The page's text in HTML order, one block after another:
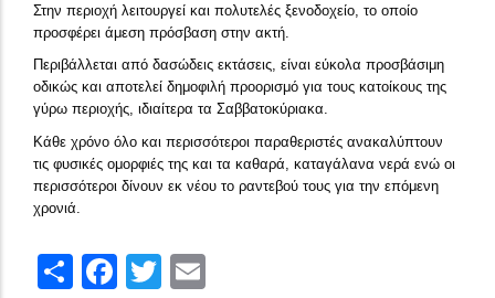
Στην περιοχή λειτουργεί και πολυτελές ξενοδοχείο, το οποίο
προσφέρει άμεση πρόσβαση στην ακτή.
Περιβάλλεται από δασώδεις εκτάσεις, είναι εύκολα προσβάσιμη
οδικώς και αποτελεί δημοφιλή προορισμό για τους κατοίκους της
γύρω περιοχής, ιδιαίτερα τα Σαββατοκύριακα.
Κάθε χρόνο όλο και περισσότεροι παραθεριστές ανακαλύπτουν
τις φυσικές ομορφιές της και τα καθαρά, καταγάλανα νερά ενώ οι
περισσότεροι δίνουν εκ νέου το ραντεβού τους για την επόμενη
χρονιά.
ShareFacebook
Twitter